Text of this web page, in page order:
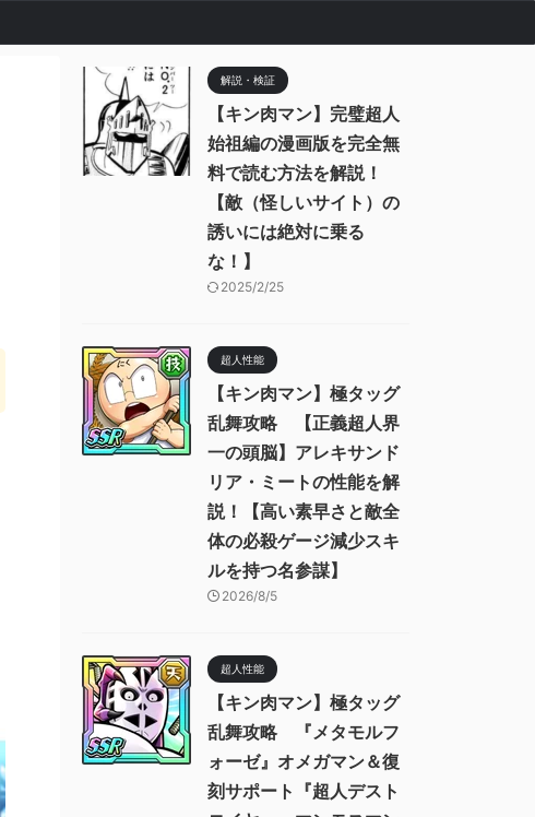
解説・検証
【キン肉マン】完璧超人
始祖編の漫画版を完全無
料で読む方法を解説！
【敵（怪しいサイト）の
誘いには絶対に乗る
な！】
2025/2/25
超人性能
【キン肉マン】極タッグ
乱舞攻略 【正義超人界
一の頭脳】アレキサンド
リア・ミートの性能を解
説！【高い素早さと敵全
体の必殺ゲージ減少スキ
ルを持つ名参謀】
2026/8/5
超人性能
【キン肉マン】極タッグ
乱舞攻略 『メタモルフ
ォーゼ』オメガマン＆復
刻サポート『超人デスト